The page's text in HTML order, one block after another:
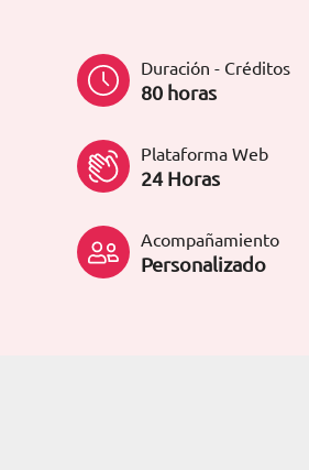
Duración - Créditos
80 horas
Plataforma Web
24 Horas
Acompañamiento
Personalizado